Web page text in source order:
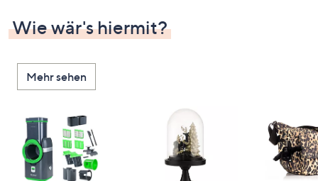
Wie wär's hiermit?
Mehr sehen